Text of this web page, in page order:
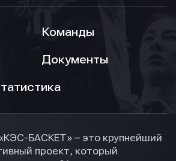
Команды
Документы
БАСКЕТ» – это крупнейший
проект, который